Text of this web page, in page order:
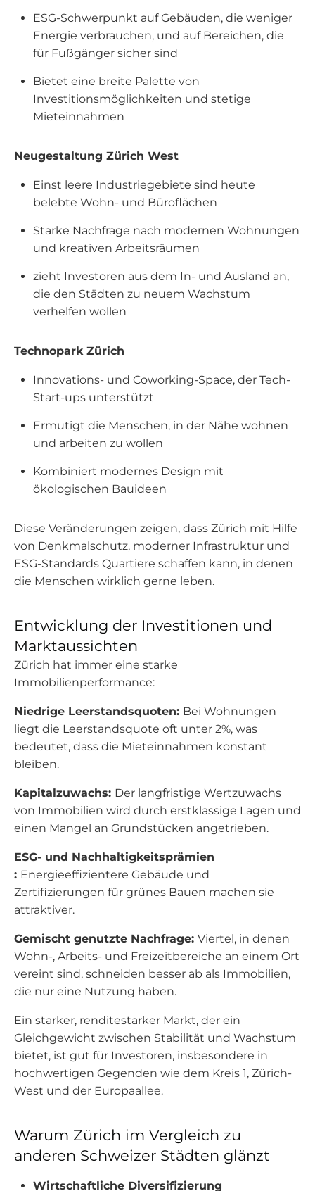
ESG-Schwerpunkt auf Gebäuden, die weniger
Energie verbrauchen, und auf Bereichen, die
für Fußgänger sicher sind
Bietet eine breite Palette von
Investitionsmöglichkeiten und stetige
Mieteinnahmen
Neugestaltung Zürich West
Einst leere Industriegebiete sind heute
belebte Wohn- und Büroflächen
Starke Nachfrage nach modernen Wohnungen
und kreativen Arbeitsräumen
zieht Investoren aus dem In- und Ausland an,
die den Städten zu neuem Wachstum
verhelfen wollen
Technopark Zürich
Innovations- und Coworking-Space, der Tech-
Start-ups unterstützt
Ermutigt die Menschen, in der Nähe wohnen
und arbeiten zu wollen
Kombiniert modernes Design mit
ökologischen Bauideen
Diese Veränderungen zeigen, dass Zürich mit Hilfe
von Denkmalschutz, moderner Infrastruktur und
ESG-Standards Quartiere schaffen kann, in denen
die Menschen wirklich gerne leben.
Entwicklung der Investitionen und
Marktaussichten
Zürich hat immer eine starke
Immobilienperformance:
Niedrige Leerstandsquoten: Bei Wohnungen
liegt die Leerstandsquote oft unter 2%, was
bedeutet, dass die Mieteinnahmen konstant
bleiben.
Kapitalzuwachs: Der langfristige Wertzuwachs
von Immobilien wird durch erstklassige Lagen und
einen Mangel an Grundstücken angetrieben.
ESG- und Nachhaltigkeitsprämien
: Energieeffizientere Gebäude und
Zertifizierungen für grünes Bauen machen sie
attraktiver.
Gemischt genutzte Nachfrage: Viertel, in denen
Wohn-, Arbeits- und Freizeitbereiche an einem Ort
vereint sind, schneiden besser ab als Immobilien,
die nur eine Nutzung haben.
Ein starker, renditestarker Markt, der ein
Gleichgewicht zwischen Stabilität und Wachstum
bietet, ist gut für Investoren, insbesondere in
hochwertigen Gegenden wie dem Kreis 1, Zürich-
West und der Europaallee.
Warum Zürich im Vergleich zu
anderen Schweizer Städten glänzt
Wirtschaftliche Diversifizierung